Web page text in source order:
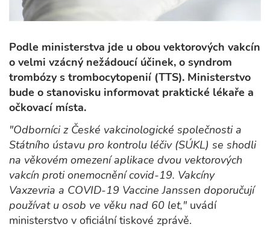
Podle ministerstva jde u obou vektorových vakcín
o velmi vzácný nežádoucí účinek, o syndrom
trombózy s trombocytopenií (TTS). Ministerstvo
bude o stanovisku informovat praktické lékaře a
očkovací místa.
"Odborníci z České vakcinologické společnosti a
Státního ústavu pro kontrolu léčiv (SÚKL) se shodli
na věkovém omezení aplikace dvou vektorových
vakcín proti onemocnění covid-19. Vakcíny
Vaxzevria a COVID-19 Vaccine Janssen doporučují
používat u osob ve věku nad 60 let," uvádí
ministerstvo v oficiální tiskové zprávě.